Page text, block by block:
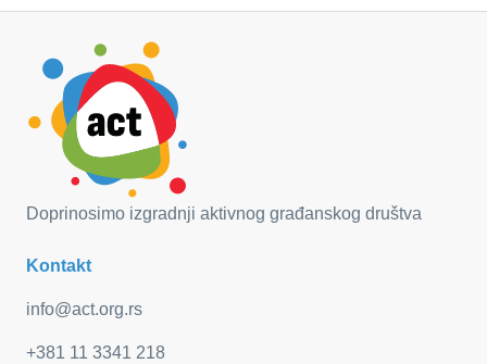
Doprinosimo izgradnji aktivnog građanskog društva
Kontakt
info@act.org.rs
+381 11 3341 218